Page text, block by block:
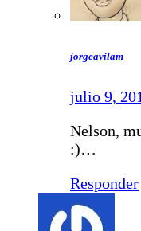
jorgeavilam
julio 9,
Nelson,
:)…
Responder